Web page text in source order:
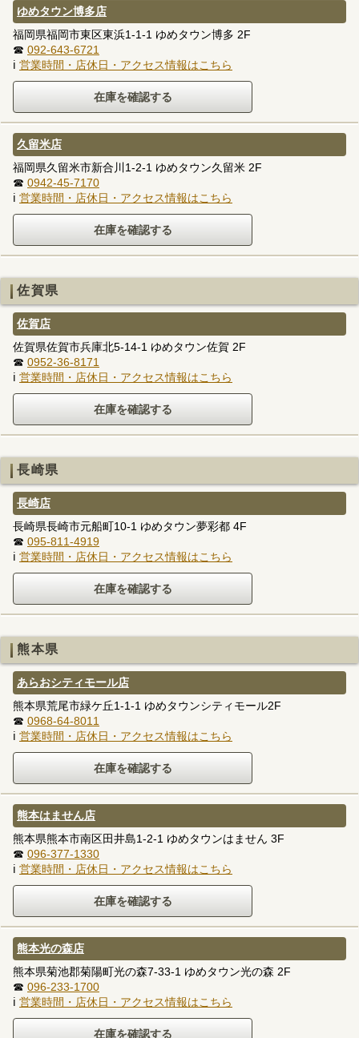
ゆめタウン博多店
福岡県福岡市東区東浜1-1-1 ゆめタウン博多 2F
☎ 092-643-6721
ℹ 営業時間・店休日・アクセス情報はこちら
久留米店
福岡県久留米市新合川1-2-1 ゆめタウン久留米 2F
☎ 0942-45-7170
ℹ 営業時間・店休日・アクセス情報はこちら
佐賀県
佐賀店
佐賀県佐賀市兵庫北5-14-1 ゆめタウン佐賀 2F
☎ 0952-36-8171
ℹ 営業時間・店休日・アクセス情報はこちら
長崎県
長崎店
長崎県長崎市元船町10-1 ゆめタウン夢彩都 4F
☎ 095-811-4919
ℹ 営業時間・店休日・アクセス情報はこちら
熊本県
あらおシティモール店
熊本県荒尾市緑ケ丘1-1-1 ゆめタウンシティモール2F
☎ 0968-64-8011
ℹ 営業時間・店休日・アクセス情報はこちら
熊本はません店
熊本県熊本市南区田井島1-2-1 ゆめタウンはません 3F
☎ 096-377-1330
ℹ 営業時間・店休日・アクセス情報はこちら
熊本光の森店
熊本県菊池郡菊陽町光の森7-33-1 ゆめタウン光の森 2F
☎ 096-233-1700
ℹ 営業時間・店休日・アクセス情報はこちら